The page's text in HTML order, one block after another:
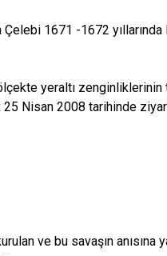
1671 -1672 yıllarında
yeraltı zenginliklerinin
Nisan 2008 tarihinde
ve bu savaşın anısına